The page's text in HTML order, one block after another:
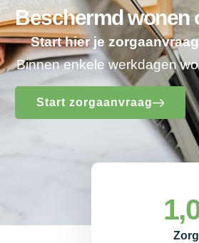
Beschermd wonen
Start hier je zorgaanvraag
Binnen enkele werkdagen
Start zorgaanvraag